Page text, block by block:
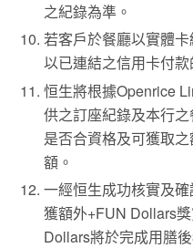
之紀錄為準。
若客戶於餐廳以實體
以已連結之信用卡付款
恒生將根據Openrice
供之訂座紀錄及本行
是否合資格及可獲取
額。
一經恒生成功核實及
獲額外+FUN Dollars
Dollars將於完成用膳